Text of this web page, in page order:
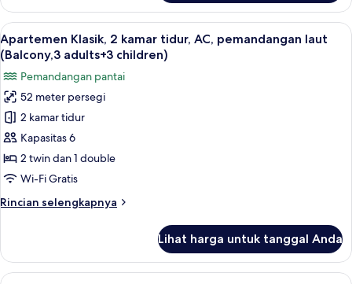
adults+2
children)
Apartemen
Klasik,
2
kamar
tidur,
AC,
pemandangan
laut
(Balcony,3
adults+2
Lihat
semua
foto
untuk
Apartemen
Klasik,
2
kamar
tidur,
pemandangan
adults+3
Brankas, Wi-Fi gratis, dan seprai linen
22
Apartemen Klasik, 2 kamar tidur, AC, pemandangan laut
(Balcony,3 adults+3 children)
Pemandangan pantai
52 meter persegi
2 kamar tidur
Kapasitas 6
2 twin dan 1 double
Wi-Fi Gratis
Rincian selengkapnya
Rincian
Apartemen
Klasik,
Lihat harga untuk tanggal Anda
Brankas, Wi-Fi gratis, dan seprai linen